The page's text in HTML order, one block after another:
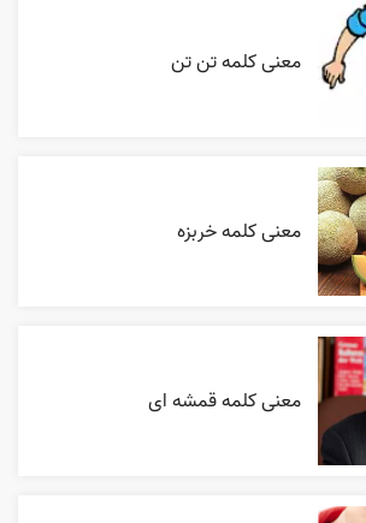
معنی کلمه تن تن
معنی کلمه خربزه
معنی کلمه قمشه ای